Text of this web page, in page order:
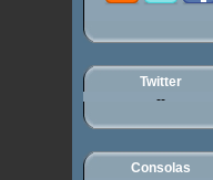
Twitter
--
Consolas